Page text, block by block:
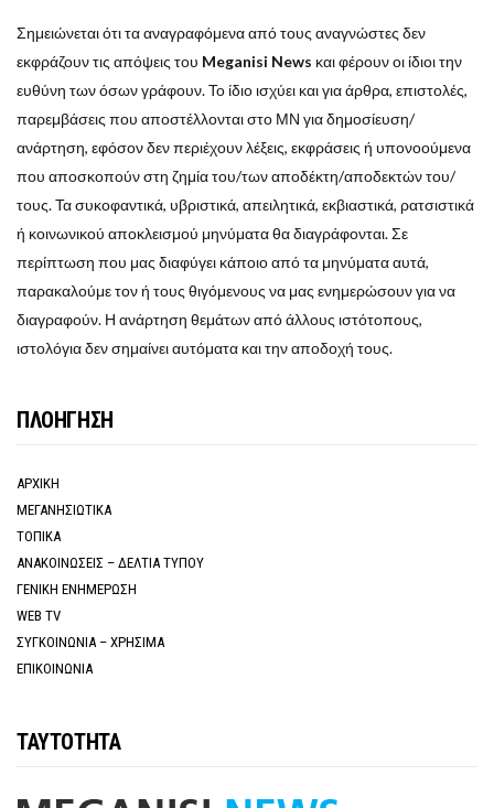
Σημειώνεται ότι τα αναγραφόμενα από τους αναγνώστες δεν
εκφράζουν τις απόψεις του Meganisi News και φέρουν οι ίδιοι την
ευθύνη των όσων γράφουν. Το ίδιο ισχύει και για άρθρα, επιστολές,
παρεμβάσεις που αποστέλλονται στο ΜΝ για δημοσίευση/
ανάρτηση, εφόσον δεν περιέχουν λέξεις, εκφράσεις ή υπονοούμενα
που αποσκοπούν στη ζημία του/των αποδέκτη/αποδεκτών του/
τους. Τα συκοφαντικά, υβριστικά, απειλητικά, εκβιαστικά, ρατσιστικά
ή κοινωνικού αποκλεισμού μηνύματα θα διαγράφονται. Σε
περίπτωση που μας διαφύγει κάποιο από τα μηνύματα αυτά,
παρακαλούμε τον ή τους θιγόμενους να μας ενημερώσουν για να
διαγραφούν. Η ανάρτηση θεμάτων από άλλους ιστότοπους,
ιστολόγια δεν σημαίνει αυτόματα και την αποδοχή τους.
ΠΛΟΗΓΗΣΗ
ΑΡΧΙΚΗ
ΜΕΓΑΝΗΣΙΩΤΙΚΑ
ΤΟΠΙΚΑ
ΑΝΑΚΟΙΝΩΣΕΙΣ – ΔΕΛΤΙΑ ΤΥΠΟΥ
ΓΕΝΙΚΗ ΕΝΗΜΕΡΩΣΗ
WEB TV
ΣΥΓΚΟΙΝΩΝΙΑ – ΧΡΗΣΙΜΑ
ΕΠΙΚΟΙΝΩΝΙΑ
ΤΑΥΤΟΤΗΤΑ